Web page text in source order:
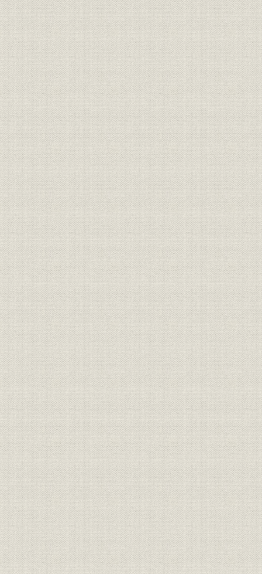
第4節 役員
第5節 社有地その他
第2章 製銑部門
第1節 製銑工場
第2節 焼結工場
第3節 乾鉱および砂鉄団鉱の概要
第3章 製鋼部門
第1節 製鋼工場
第2節 圧延工場
第4章 化工部門
第1節 コークス工場
第2節 化成工場
第3節 窯業工場
第5章 技術管理部門
第1節 能率
第2節 品質管理
第3節 熱管理
第4節 安全
第5節 検定
第6章 研究部門
第1節 研究施設
第2節 主要研究業績
第7章 工務部門
第1節 概説